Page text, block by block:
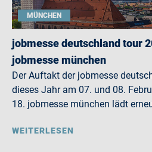
MÜNCHEN
jobmesse deutschland tour
jobmesse münchen
Der Auftakt der jobmesse
dieses Jahr am 07. und 08.
18. jobmesse münchen lädt
WEITERLESEN